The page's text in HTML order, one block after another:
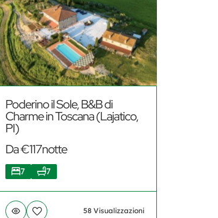
Poderino il Sole, B&B di
Charme in Toscana (Lajatico,
PI)
Da €117notte
7 7
58 Visualizzazioni